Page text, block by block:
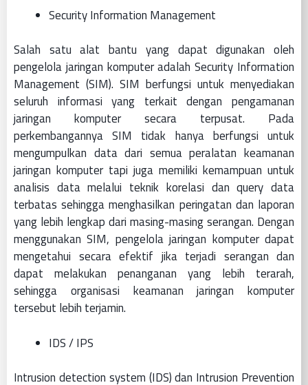
Security Information Management
Salah satu alat bantu yang dapat digunakan oleh
pengelola jaringan komputer adalah Security Information
Management (SIM). SIM berfungsi untuk menyediakan
seluruh informasi yang terkait dengan pengamanan
jaringan komputer secara terpusat. Pada
perkembangannya SIM tidak hanya berfungsi untuk
mengumpulkan data dari semua peralatan keamanan
jaringan komputer tapi juga memiliki kemampuan untuk
analisis data melalui teknik korelasi dan query data
terbatas sehingga menghasilkan peringatan dan laporan
yang lebih lengkap dari masing-masing serangan. Dengan
menggunakan SIM, pengelola jaringan komputer dapat
mengetahui secara efektif jika terjadi serangan dan
dapat melakukan penanganan yang lebih terarah,
sehingga organisasi keamanan jaringan komputer
tersebut lebih terjamin.
IDS / IPS
Intrusion detection system (IDS) dan Intrusion Prevention